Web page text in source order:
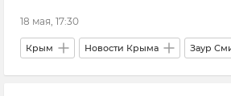
18 мая, 17:30
Крым Новости Крыма Заур
Общественная палата Крыма